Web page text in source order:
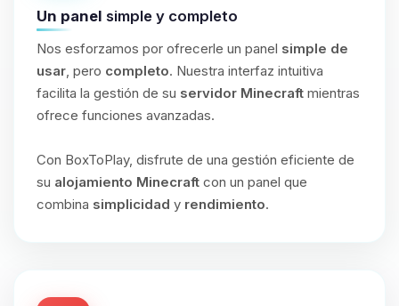
Un panel simple y completo
Nos esforzamos por ofrecerle un panel simple de
usar, pero completo. Nuestra interfaz intuitiva
facilita la gestión de su servidor Minecraft mientras
ofrece funciones avanzadas.
Con BoxToPlay, disfrute de una gestión eficiente de
su alojamiento Minecraft con un panel que
combina simplicidad y rendimiento.